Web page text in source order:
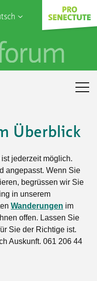
Überblick
jederzeit möglich.
angepasst. Wenn Sie
begrüssen wir Sie
in unserem
Wanderungen im
offen. Lassen Sie
Sie der Richtige ist.
Auskunft. 061 206 44